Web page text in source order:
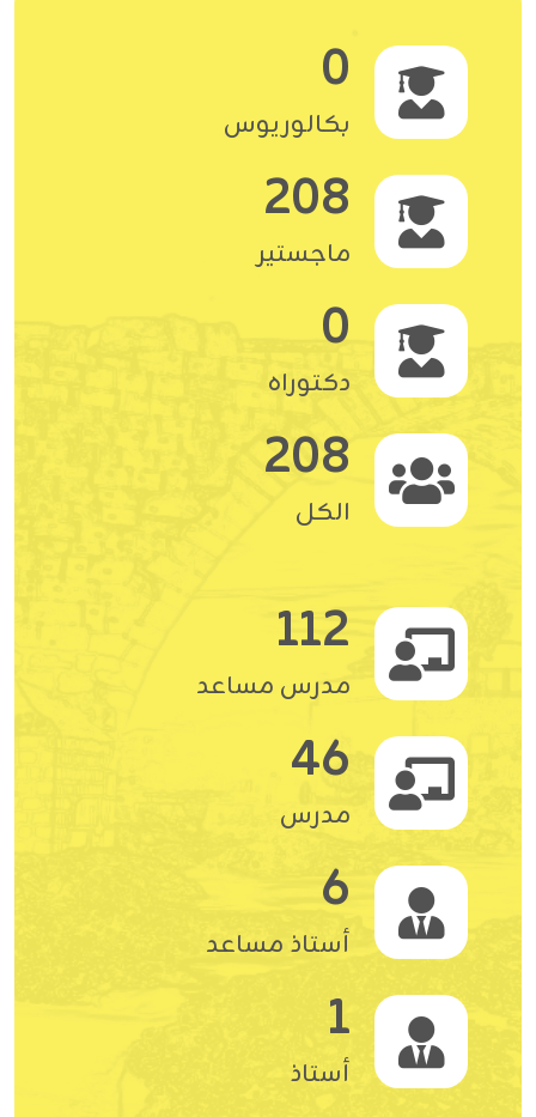
0
بكالوريوس
208
ماجستير
0
دكتوراه
208
الكل
112
مدرس مساعد
46
مدرس
6
أستاذ مساعد
1
أستاذ